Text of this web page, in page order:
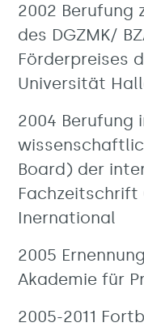
2002 Berufung
des DGZMK/
Förderpreises
Universität
2004 Berufung
Board) der
Fachzeitschrift
Inernational
2005
Akademie für
2005-2011